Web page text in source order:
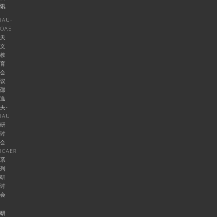
讯
IAU-
OAE
天
文
教
育
会
议
邵
逸
夫-
IAU
研
讨
会
ICAER
系
列
研
讨
会
研